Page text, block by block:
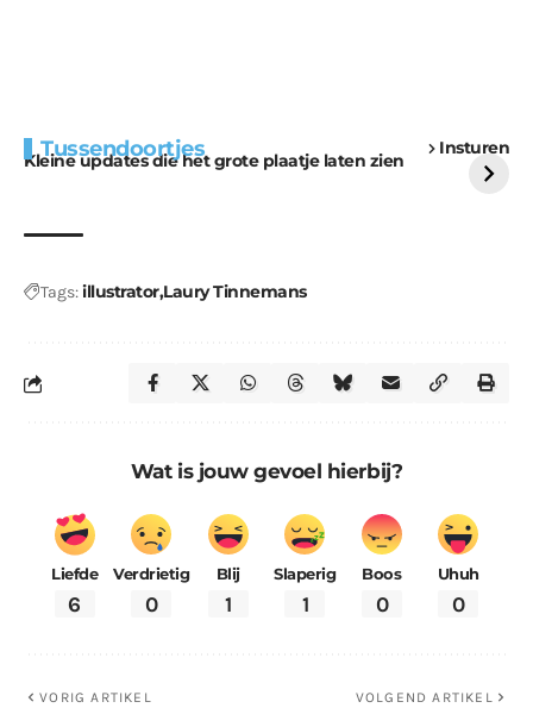
Tussendoortjes Insturen
Kleine updates die het grote plaatje laten zien
voor kabouters
uitdaging
Tags:illustratorLaury Tinnemans
Wat is jouw gevoel hierbij?
Liefde
6
Verdrietig
0
Blij
1
Slaperig
1
Boos
0
Uhuh
0
VORIG ARTIKEL VOLGEND ARTIKEL